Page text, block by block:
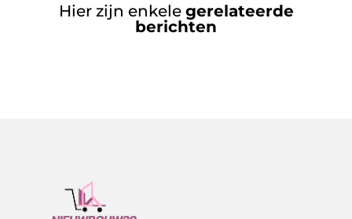
Hier zijn enkele gerelateerde
berichten